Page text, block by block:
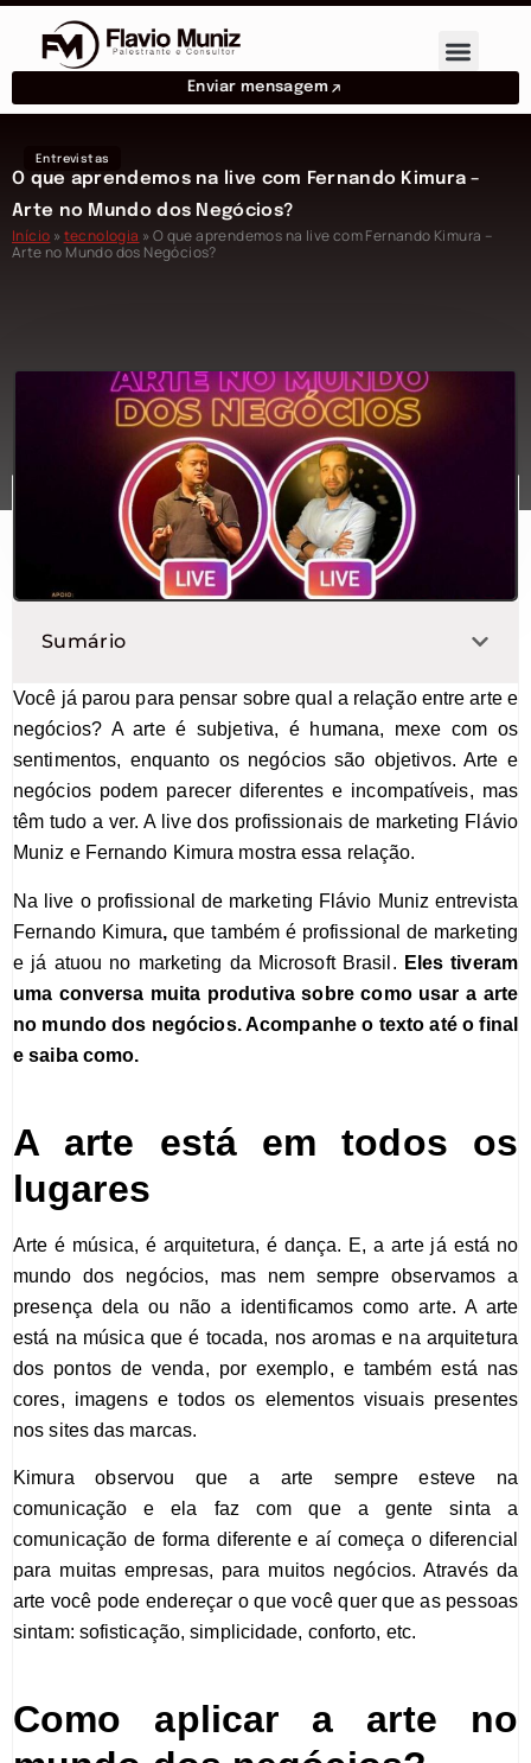
Enviar mensagem
Entrevistas
O que aprendemos na live com Fernando Kimura –
Arte no Mundo dos Negócios?
Início »tecnologia »O que aprendemos na live com Fernando Kimura –
Arte no Mundo dos Negócios?
Sumário
Você já parou para pensar sobre qual a relação entre arte e
negócios? A arte é subjetiva, é humana, mexe com os
sentimentos, enquanto os negócios são objetivos. Arte e
negócios podem parecer diferentes e incompatíveis, mas
têm tudo a ver. A live dos profissionais de marketing Flávio
Muniz e Fernando Kimura mostra essa relação.
Na live o profissional de marketing Flávio Muniz entrevista
Fernando Kimura,que também é profissional de marketing
e já atuou no marketing da Microsoft Brasil. Eles tiveram
uma conversa muita produtiva sobre como usar a arte
no mundo dos negócios.Acompanhe o texto até o final
e saiba como.
A arte está em todos os
lugares
Arte é música, é arquitetura, é dança. E, a arte já está no
mundo dos negócios, mas nem sempre observamos a
presença dela ou não a identificamos como arte. A arte
está na música que é tocada, nos aromas e na arquitetura
dos pontos de venda, por exemplo, e também está nas
cores, imagens e todos os elementos visuais presentes
nos sites das marcas.
Kimura observou que a arte sempre esteve na
comunicação e ela faz com que a gente sinta a
comunicação de forma diferente e aí começa o diferencial
para muitas empresas, para muitos negócios. Através da
arte você pode endereçar o que você quer que as pessoas
sintam: sofisticação, simplicidade, conforto, etc.
Como aplicar a arte no